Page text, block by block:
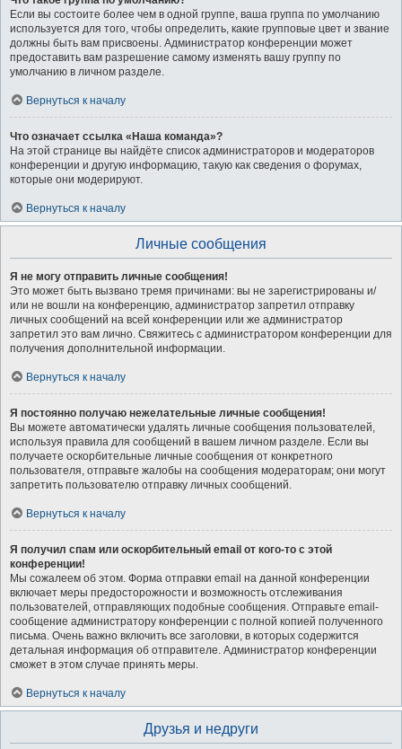
Если вы состоите более чем в одной группе, ваша группа по умолчанию
используется для того, чтобы определить, какие групповые цвет и звание
должны быть вам присвоены. Администратор конференции может
предоставить вам разрешение самому изменять вашу группу по
умолчанию в личном разделе.
Вернуться к началу
Что означает ссылка «Наша команда»?
На этой странице вы найдёте список администраторов и модераторов
конференции и другую информацию, такую как сведения о форумах,
которые они модерируют.
Вернуться к началу
Личные сообщения
Я не могу отправить личные сообщения!
Это может быть вызвано тремя причинами: вы не зарегистрированы и/
или не вошли на конференцию, администратор запретил отправку
личных сообщений на всей конференции или же администратор
запретил это вам лично. Свяжитесь с администратором конференции для
получения дополнительной информации.
Вернуться к началу
Я постоянно получаю нежелательные личные сообщения!
Вы можете автоматически удалять личные сообщения пользователей,
используя правила для сообщений в вашем личном разделе. Если вы
получаете оскорбительные личные сообщения от конкретного
пользователя, отправьте жалобы на сообщения модераторам; они могут
запретить пользователю отправку личных сообщений.
Вернуться к началу
Я получил спам или оскорбительный email от кого-то с этой
конференции!
Мы сожалеем об этом. Форма отправки email на данной конференции
включает меры предосторожности и возможность отслеживания
пользователей, отправляющих подобные сообщения. Отправьте email-
сообщение администратору конференции с полной копией полученного
письма. Очень важно включить все заголовки, в которых содержится
детальная информация об отправителе. Администратор конференции
сможет в этом случае принять меры.
Вернуться к началу
Друзья и недруги